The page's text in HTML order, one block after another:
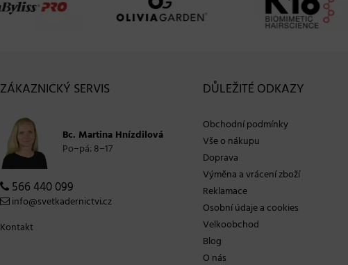
ZÁKAZNICKÝ SERVIS
Bc. Martina Hnízdilová
Po−pá: 8−17
566 440 099
info@svetkadernictvi.cz
Kontakt
DŮLEŽITÉ ODKAZY
Obchodní podmínky
Vše o nákupu
Doprava
Výměna a vrácení zboží
Reklamace
Osobní údaje a cookies
Velkoobchod
Blog
O nás